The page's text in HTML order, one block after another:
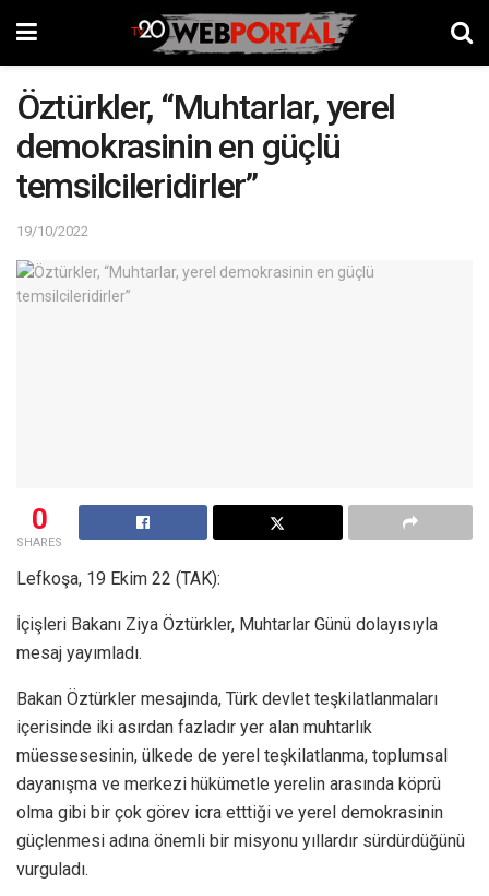
Öztürkler, “Muhtarlar, yerel
demokrasinin en güçlü
temsilcileridirler”
19/10/2022
0
SHARES
Lefkoşa, 19 Ekim 22 (TAK):
İçişleri Bakanı Ziya Öztürkler, Muhtarlar Günü dolayısıyla
mesaj yayımladı.
Bakan Öztürkler mesajında, Türk devlet teşkilatlanmaları
içerisinde iki asırdan fazladır yer alan muhtarlık
müessesesinin, ülkede de yerel teşkilatlanma, toplumsal
dayanışma ve merkezi hükümetle yerelin arasında köprü
olma gibi bir çok görev icra etttiği ve yerel demokrasinin
güçlenmesi adına önemli bir misyonu yıllardır sürdürdüğünü
vurguladı.